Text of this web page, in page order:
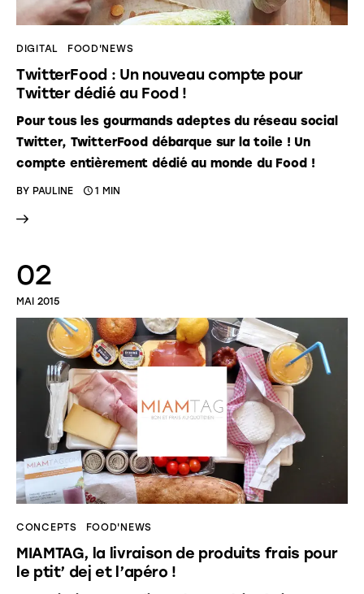
DIGITAL FOOD'NEWS
TwitterFood : Un nouveau compte pour
Twitter dédié au Food !
Pour tous les gourmands adeptes du réseau social
Twitter, TwitterFood débarque sur la toile ! Un
compte entièrement dédié au monde du Food !
BY PAULINE 1 MIN
02
MAI 2015
CONCEPTS FOOD'NEWS
MIAMTAG, la livraison de produits frais pour
le ptit’ dej et l’apéro !